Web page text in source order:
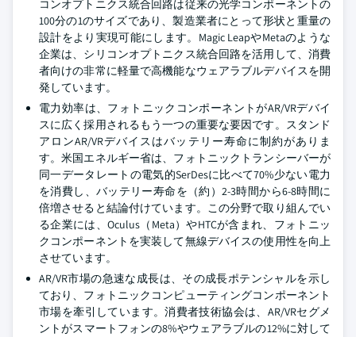
コンオプトニクス統合回路は従来の光学コンポーネントの
100分の1のサイズであり、製造業者にとって形状と重量の
設計をより実現可能にします。Magic LeapやMetaのような
企業は、シリコンオプトニクス統合回路を活用して、消費
者向けの非常に軽量で高機能なウェアラブルデバイスを開
発しています。
電力効率は、フォトニックコンポーネントがAR/VRデバイ
スに広く採用されるもう一つの重要な要因です。スタンド
アロンAR/VRデバイスはバッテリー寿命に制約がありま
す。米国エネルギー省は、フォトニックトランシーバーが
同一データレートの電気的SerDesに比べて70%少ない電力
を消費し、バッテリー寿命を（約）2-3時間から6-8時間に
倍増させると結論付けています。この分野で取り組んでい
る企業には、Oculus（Meta）やHTCが含まれ、フォトニッ
クコンポーネントを実装して無線デバイスの使用性を向上
させています。
AR/VR市場の急速な成長は、その成長ポテンシャルを示し
ており、フォトニックコンピューティングコンポーネント
市場を牽引しています。消費者技術協会は、AR/VRセグメ
ントがスマートフォンの8%やウェアラブルの12%に対して